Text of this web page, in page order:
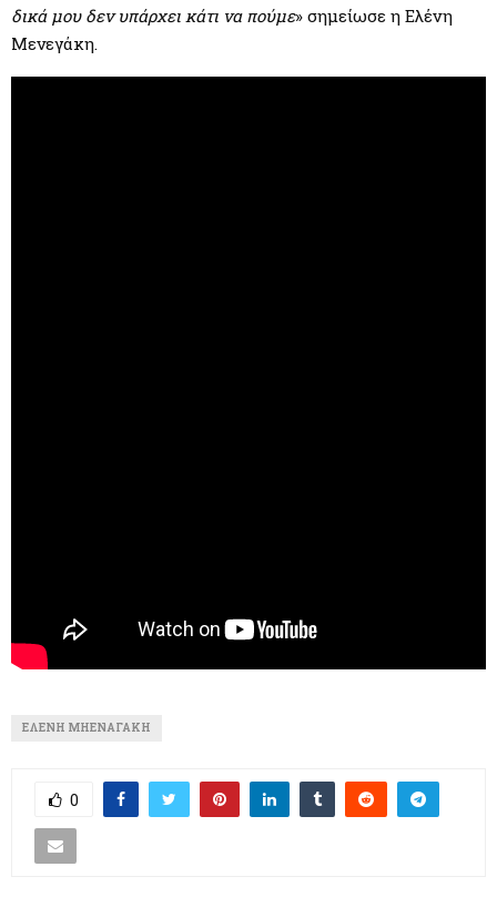
δικά μου δεν υπάρχει κάτι να πούμε» σημείωσε η Ελένη
Μενεγάκη.
ΕΛΈΝΗ ΜΗΕΝΑΓΆΚΗ
0